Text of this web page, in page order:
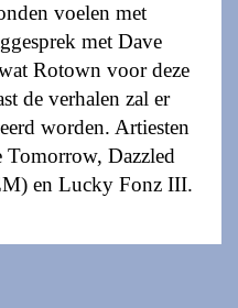
voelen met
met Dave
Rotown voor deze
de verhalen zal er
worden. Artiesten
Tomorrow, Dazzled
en Lucky Fonz III.